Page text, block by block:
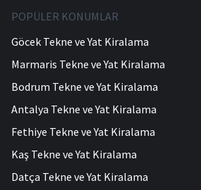
POPÜLER KONUMLAR
Göcek Tekne ve Yat Kiralama
Marmaris Tekne ve Yat Kiralama
Bodrum Tekne ve Yat Kiralama
Antalya Tekne ve Yat Kiralama
Fethiye Tekne ve Yat Kiralama
Kaş Tekne ve Yat Kiralama
Datça Tekne ve Yat Kiralama